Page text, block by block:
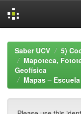
navigationSaber UCV
5)
Mapoteca,
Geofísica
Mapas –